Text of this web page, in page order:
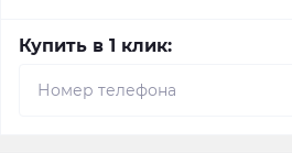
Купить в 1 клик: